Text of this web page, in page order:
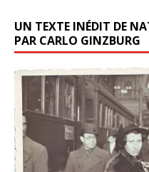
UN TEXTE INÉDIT DE
PAR CARLO GINZBURG